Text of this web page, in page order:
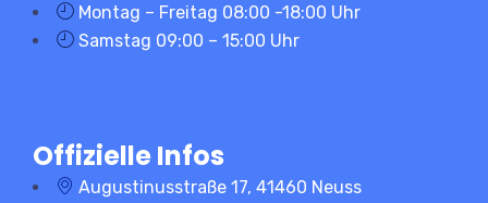
Montag – Freitag 08:00 -18:00 Uhr
Samstag 09:00 – 15:00 Uhr
Offizielle Infos
Augustinusstraße 17, 41460 Neuss